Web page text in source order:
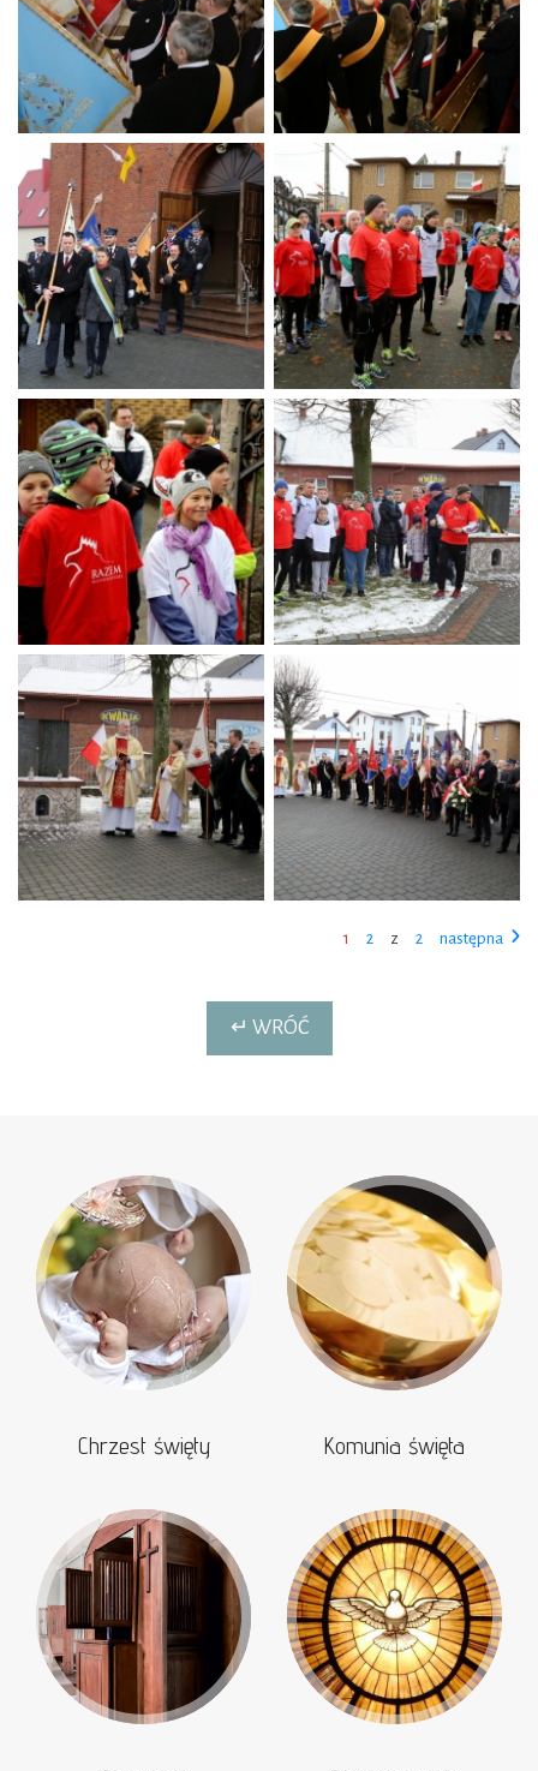
1 2 z 2 następna
↵ WRÓĆ
Chrzest święty Komunia święta